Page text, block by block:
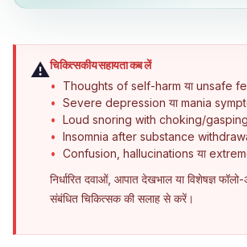
⚠️चिकित्सकीय सहायता कब लें
Thoughts of self-harm या unsafe
Severe depression या mania
Loud snoring with choking/gasping
Insomnia after substance
Confusion, hallucinations या
निर्धारित दवाओं, आपात देखभाल या विशेषज्ञ
संबंधित चिकित्सक की सलाह से करें।